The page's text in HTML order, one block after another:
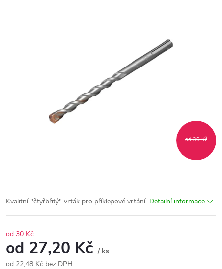
od 30 Kč
Kvalitní "čtyřbřitý" vrták pro příklepové vrtání Detailní informace
od 30 Kč
od 27,20 Kč / ks
od 22,48 Kč bez DPH